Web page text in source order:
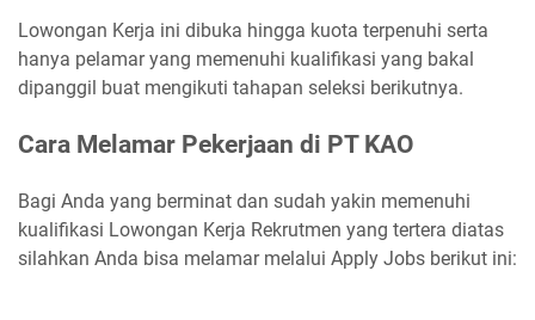
Lowongan Kerja ini dibuka hingga kuota terpenuhi serta
hanya pelamar yang memenuhi kualifikasi yang bakal
dipanggil buat mengikuti tahapan seleksi berikutnya.
Cara Melamar Pekerjaan di PT KAO
Bagi Anda yang berminat dan sudah yakin memenuhi
kualifikasi Lowongan Kerja Rekrutmen yang tertera diatas
silahkan Anda bisa melamar melalui Apply Jobs berikut ini: